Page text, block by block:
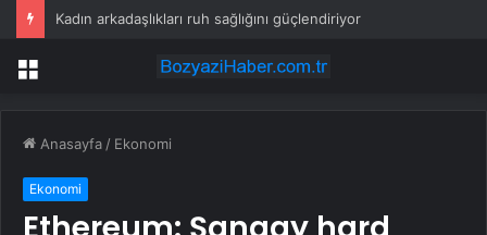
Kadın arkadaşlıkları ruh sağlığını güçlendiriyor
Menü
Anasayfa / Ekonomi
Ekonomi